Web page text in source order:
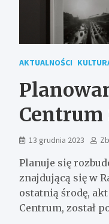
AKTUALNOŚCI
13 grudnia 2023
Planuje się
znajdującą się w
ostatnią środę,
Centrum, został